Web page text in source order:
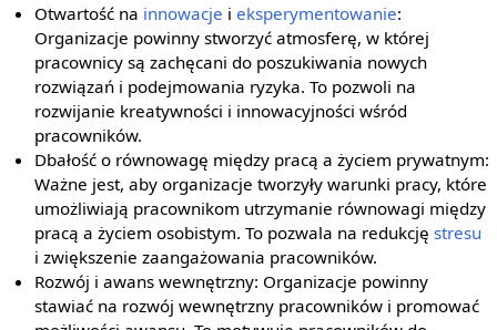
Otwartość na innowacje ieksperymentowanie:
Organizacje powinny stworzyć atmosferę, w której
pracownicy są zachęcani do poszukiwania nowych
rozwiązań i podejmowania ryzyka. To pozwoli na
rozwijanie kreatywności i innowacyjności wśród
pracowników.
Dbałość o równowagę między pracą a życiem prywatnym:
Ważne jest, aby organizacje tworzyły warunki pracy, które
umożliwiają pracownikom utrzymanie równowagi między
pracą a życiem osobistym. To pozwala na redukcjęstresu
i zwiększenie zaangażowania pracowników.
Rozwój i awans wewnętrzny: Organizacje powinny
stawiać na rozwój wewnętrzny pracowników i promować